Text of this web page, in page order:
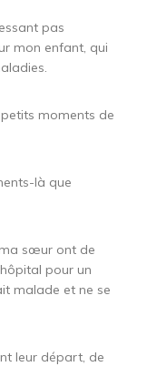
pas
mon enfant, qui
moments de
là que
sœur ont de
pour un
malade et ne se
leur départ, de